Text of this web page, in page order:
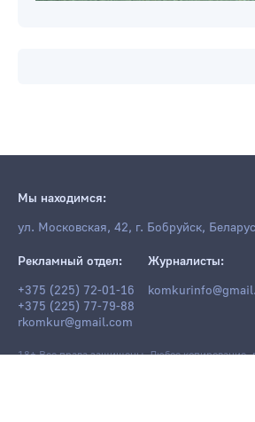
Мы находимся:
ул. Московская, 42, г. Бобруйск,
Рекламный отдел:
+375 (225) 72-01-16
+375 (225) 77-79-88
rkomkur@gmail.com
Журналисты:
18+ Все права защищены. Любое копирование,